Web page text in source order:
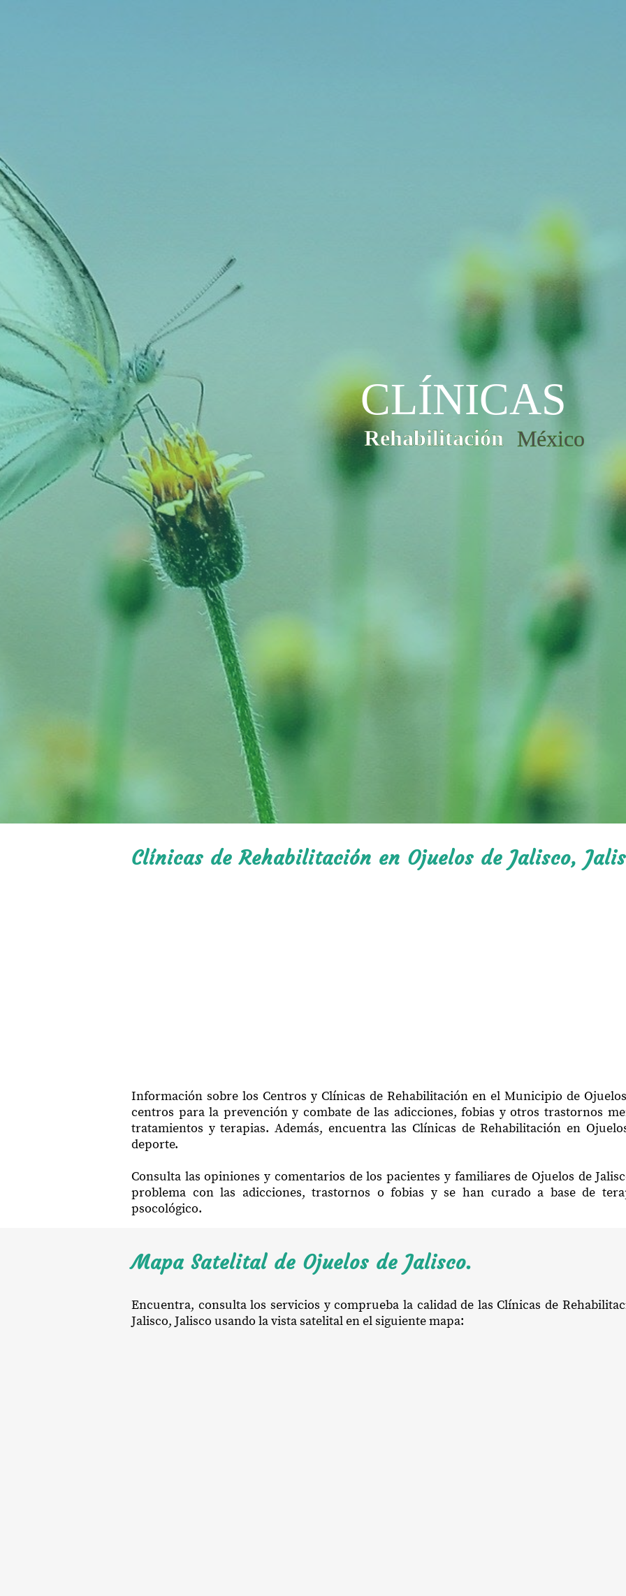
Clínicas de Rehabilitación en Ojuelos de Jalisco,
Información sobre los Centros y Clínicas de Rehabilitación en el Municipio de
centros para la prevención y combate de las adicciones, fobias y otros trastornos
tratamientos y terapias. Además, encuentra las Clínicas de Rehabilitación en
deporte.
Consulta las opiniones y comentarios de los pacientes y familiares de Ojuelos de
problema con las adicciones, trastornos o fobias y se han curado a base de
psocológico.
Mapa Satelital de Ojuelos de Jalisco.
Encuentra, consulta los servicios y comprueba la calidad de las Clínicas de
Jalisco, Jalisco usando la vista satelital en el siguiente mapa: